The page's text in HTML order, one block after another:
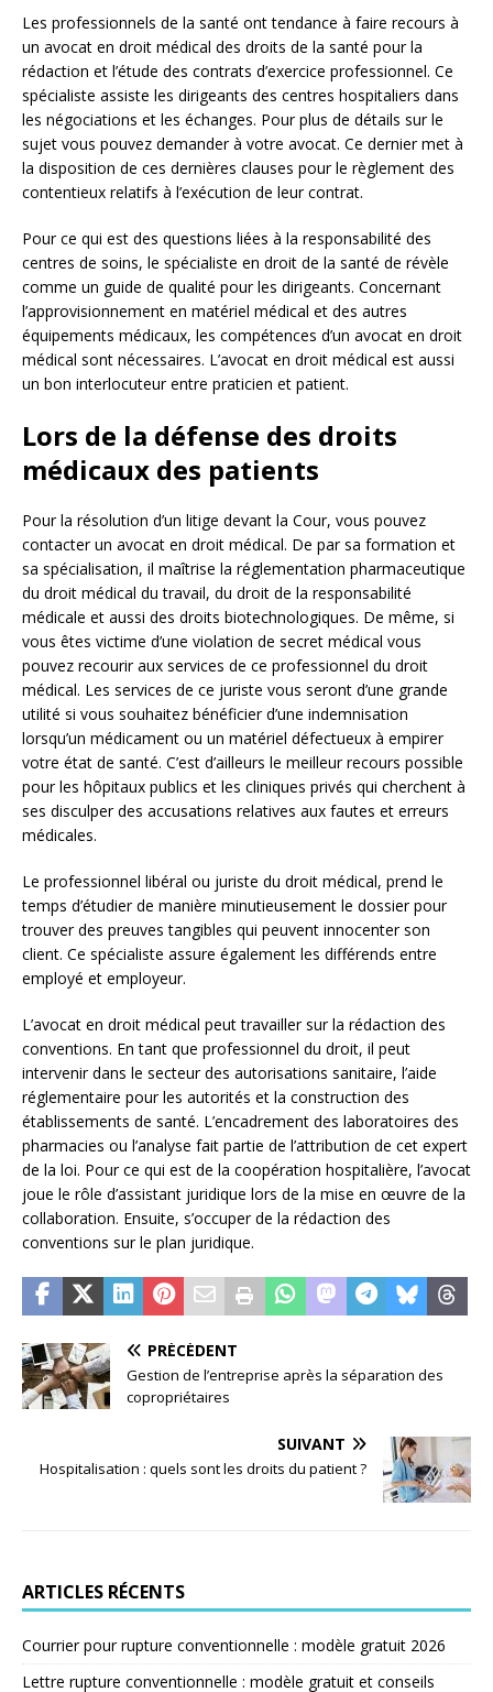
Les professionnels de la santé ont tendance à faire recours à
un avocat en droit médical des droits de la santé pour la
rédaction et l’étude des contrats d’exercice professionnel. Ce
spécialiste assiste les dirigeants des centres hospitaliers dans
les négociations et les échanges. Pour plus de détails sur le
sujet vous pouvez demander à votre avocat. Ce dernier met à
la disposition de ces dernières clauses pour le règlement des
contentieux relatifs à l’exécution de leur contrat.
Pour ce qui est des questions liées à la responsabilité des
centres de soins, le spécialiste en droit de la santé de révèle
comme un guide de qualité pour les dirigeants. Concernant
l’approvisionnement en matériel médical et des autres
équipements médicaux, les compétences d’un avocat en droit
médical sont nécessaires. L’avocat en droit médical est aussi
un bon interlocuteur entre praticien et patient.
Lors de la défense des droits
médicaux des patients
Pour la résolution d’un litige devant la Cour, vous pouvez
contacter un avocat en droit médical. De par sa formation et
sa spécialisation, il maîtrise la réglementation pharmaceutique
du droit médical du travail, du droit de la responsabilité
médicale et aussi des droits biotechnologiques. De même, si
vous êtes victime d’une violation de secret médical vous
pouvez recourir aux services de ce professionnel du droit
médical. Les services de ce juriste vous seront d’une grande
utilité si vous souhaitez bénéficier d’une indemnisation
lorsqu’un médicament ou un matériel défectueux à empirer
votre état de santé. C’est d’ailleurs le meilleur recours possible
pour les hôpitaux publics et les cliniques privés qui cherchent à
ses disculper des accusations relatives aux fautes et erreurs
médicales.
Le professionnel libéral ou juriste du droit médical, prend le
temps d’étudier de manière minutieusement le dossier pour
trouver des preuves tangibles qui peuvent innocenter son
client. Ce spécialiste assure également les différends entre
employé et employeur.
L’avocat en droit médical peut travailler sur la rédaction des
conventions. En tant que professionnel du droit, il peut
intervenir dans le secteur des autorisations sanitaire, l’aide
réglementaire pour les autorités et la construction des
établissements de santé. L’encadrement des laboratoires des
pharmacies ou l’analyse fait partie de l’attribution de cet expert
de la loi. Pour ce qui est de la coopération hospitalière, l’avocat
joue le rôle d’assistant juridique lors de la mise en œuvre de la
collaboration. Ensuite, s’occuper de la rédaction des
conventions sur le plan juridique.
PRÉCÉDENT
Gestion de l’entreprise après la séparation des
copropriétaires
SUIVANT
Hospitalisation : quels sont les droits du patient ?
ARTICLES RÉCENTS
Courrier pour rupture conventionnelle : modèle gratuit 2026
Lettre rupture conventionnelle : modèle gratuit et conseils